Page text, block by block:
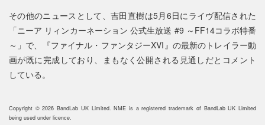
その他のニュースとして、吉田直樹は5月6日にライヴ配信された
「ニーア リィンカーネーション 公式生放送 #9 ～FF14コラボ特番
～」で、『ファイナル・ファンタジーXVI』の最新のトレイラー動
画が既に完成しており、まもなく公開される見通しだとコメント
している。
Copyright © 2026 BandLab UK Limited. NME is a registered trademark of BandLab UK Limited
being used under licence.